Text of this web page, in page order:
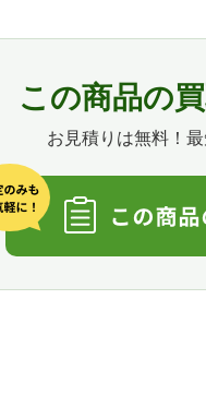
この商品の
お見積りは無料！